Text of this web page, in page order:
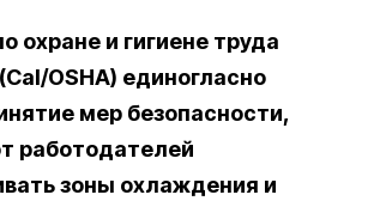
охране и гигиене труда
OSHA) единогласно
мер безопасности,
работодателей
зоны охлаждения и